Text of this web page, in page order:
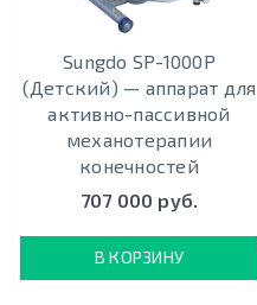
Sungdo SP-1000P
(Детский) — аппарат для
активно-пассивной
механотерапии
конечностей
707 000 руб.
В КОРЗИНУ